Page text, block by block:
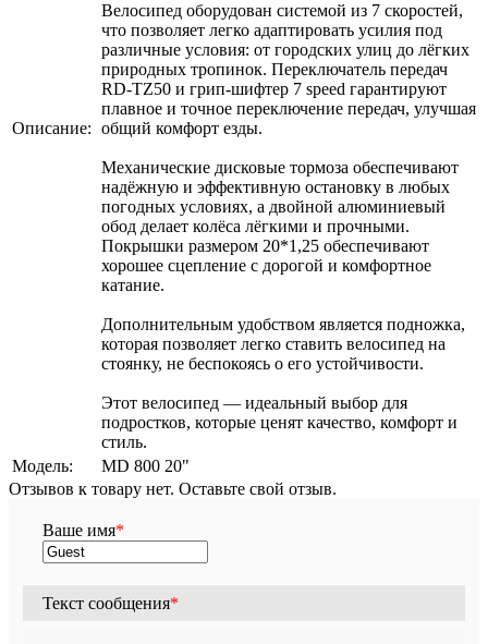
Описание:
Велосипед оборудован системой из 7 скоростей,
что позволяет легко адаптировать усилия под
различные условия: от городских улиц до лёгких
природных тропинок. Переключатель передач
RD-TZ50 и грип-шифтер 7 speed гарантируют
плавное и точное переключение передач, улучшая
общий комфорт езды.
Механические дисковые тормоза обеспечивают
надёжную и эффективную остановку в любых
погодных условиях, а двойной алюминиевый
обод делает колёса лёгкими и прочными.
Покрышки размером 20*1,25 обеспечивают
хорошее сцепление с дорогой и комфортное
катание.
Дополнительным удобством является подножка,
которая позволяет легко ставить велосипед на
стоянку, не беспокоясь о его устойчивости.
Этот велосипед — идеальный выбор для
подростков, которые ценят качество, комфорт и
стиль.
Модель:
MD 800 20"
Отзывов к товару нет. Оставьте свой отзыв.
Ваше имя*
Текст сообщения*